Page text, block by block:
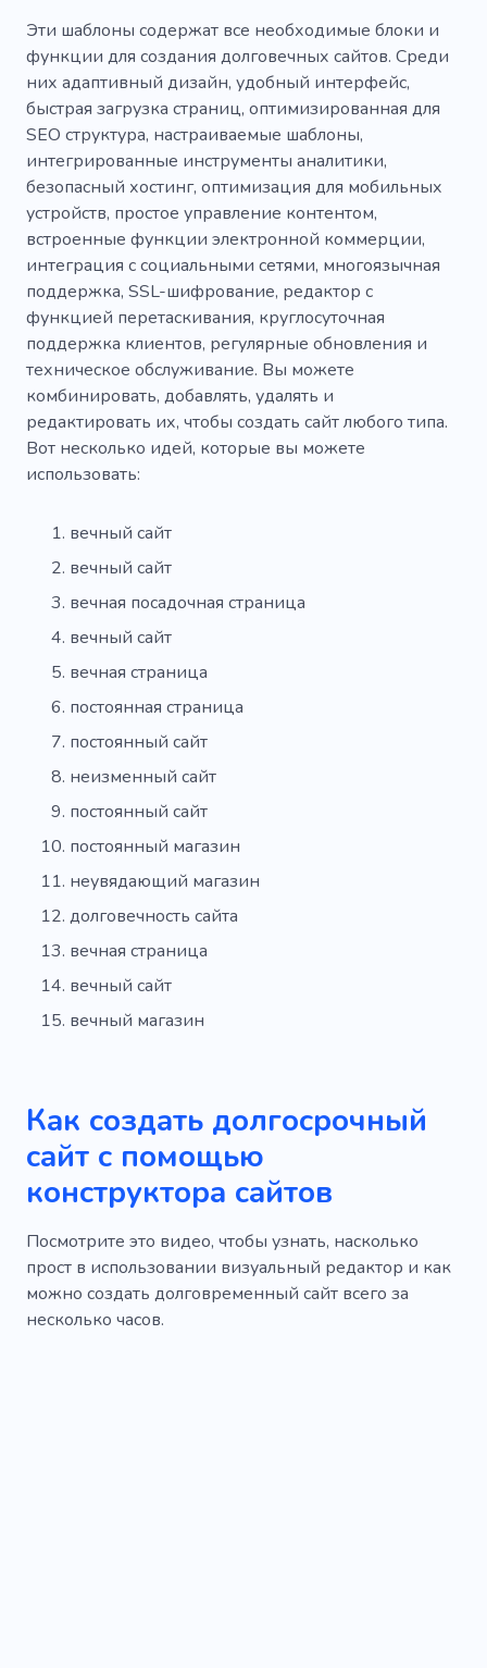
Эти шаблоны содержат все необходимые блоки и
функции для создания долговечных сайтов. Среди
них адаптивный дизайн, удобный интерфейс,
быстрая загрузка страниц, оптимизированная для
SEO структура, настраиваемые шаблоны,
интегрированные инструменты аналитики,
безопасный хостинг, оптимизация для мобильных
устройств, простое управление контентом,
встроенные функции электронной коммерции,
интеграция с социальными сетями, многоязычная
поддержка, SSL-шифрование, редактор с
функцией перетаскивания, круглосуточная
поддержка клиентов, регулярные обновления и
техническое обслуживание. Вы можете
комбинировать, добавлять, удалять и
редактировать их, чтобы создать сайт любого типа.
Вот несколько идей, которые вы можете
использовать:
вечный сайт
вечный сайт
вечная посадочная страница
вечный сайт
вечная страница
постоянная страница
постоянный сайт
неизменный сайт
постоянный сайт
постоянный магазин
неувядающий магазин
долговечность сайта
вечная страница
вечный сайт
вечный магазин
Как создать долгосрочный
сайт с помощью
конструктора сайтов
Посмотрите это видео, чтобы узнать, насколько
прост в использовании визуальный редактор и как
можно создать долговременный сайт всего за
несколько часов.